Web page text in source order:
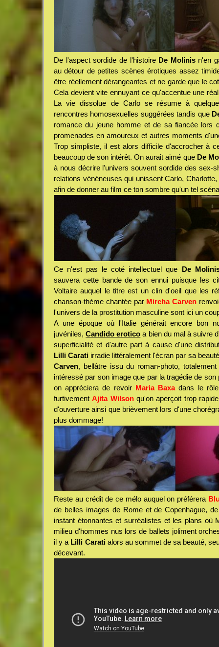
De l'aspect sordide de l'histoire De Molinisn'en
au détour de petites scènes érotiques assez
être réellement dérangeantes et ne garde que le
Cela devient vite ennuyant ce qu'accentue une
La vie dissolue de Carlo se résume à
rencontres homosexuelles suggérées tandis que
romance du jeune homme et de sa fiancée lors
promenades en amoureux et autres moments
Trop simpliste, il est alors difficile d'accrocher à
beaucoup de son intérêt. On aurait aimé que De
à nous décrire l'univers souvent sordide des sex-
relations vénéneuses qui unissent Carlo,
afin de donner au film ce ton sombre qu'un tel
Ce n'est pas le coté intellectuel que De
sauvera cette bande de son ennui puisque les
Voltaire auquel le titre est un clin d'oeil que les
chanson-thème chantée par Mircha Carven
l'univers de la prostitution masculine sont ici un
A une époque où l'Italie générait encore bon
juvéniles,Candido erotico a bien du mal à suivre
superficialité et d'autre part à cause d'une
Lilli Carati irradie littéralement l'écran par sa
Carven, bellâtre issu du roman-photo,
intéressé par son image que par la tragédie de
on appréciera de revoir Maria Baxadans le rôle
furtivementAjita Wilsonqu'on aperçoit trop
d'ouverture ainsi que brièvement lors d'une
plus dommage!
Reste au crédit de ce mélo auquel on préférera
de belles images de Rome et de Copenhague,
instant étonnantes et surréalistes et les plans où
milieu d'hommes nus lors de ballets joliment
il y a Lilli Caratialors au sommet de sa beauté,
décevant.